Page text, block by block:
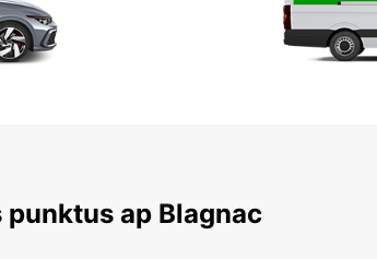
ap Blagnac